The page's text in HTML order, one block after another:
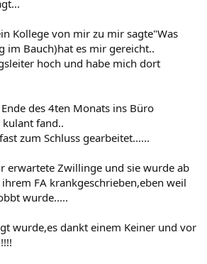
Kollege von mir zu mir sagte"Was
im Bauch)hat es mir gereicht..
hoch und habe mich dort
des 4ten Monats ins Büro
kulant fand..
zum Schluss gearbeitet......
erwartete Zwillinge und sie wurde ab
FA krankgeschrieben,eben weil
wurde.....
wurde,es dankt einem Keiner und vor